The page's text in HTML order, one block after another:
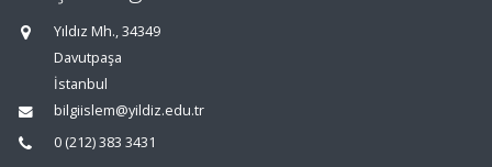
Yıldız Mh., 34349
Davutpaşa
İstanbul
bilgiislem@yildiz.edu.tr
0 (212) 383 3431